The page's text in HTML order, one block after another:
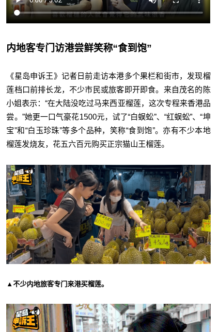
内地客专门访港尝鲜笑称“食到饱”
《星岛申诉王》记者日前走访本港多个果栏和街市，发现榴
莲档口前排长龙，不少市民或旅客即开即食。来自茂名的陈
小姐表示：“在大陆没吃过马来西亚榴莲，这次专程来香港品
尝。”她更一口气豪花1500元，试了“白蜈蚣”、“红蜈蚣”、“坤
宝”和“白玉珍珠”等多个品种，笑称“食到饱”。亦有不少本地
榴莲发烧友，花五六百元购买正宗猫山王榴莲。
▲不少内地旅客专门来港买榴莲。